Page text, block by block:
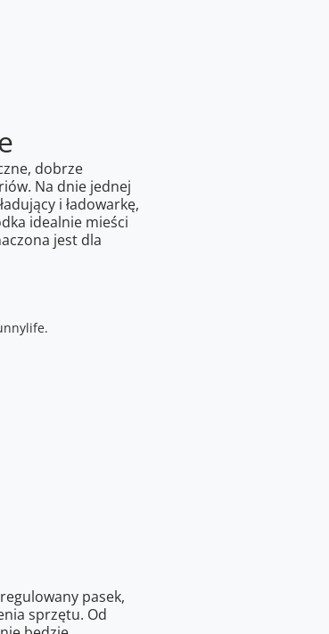
dobrze
Na dnie jednej
i ładowarkę,
idealnie mieści
jest dla
pasek,
sprzętu. Od